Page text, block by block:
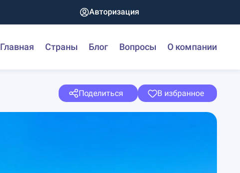
Авторизация
Главная Страны Блог Вопросы О компании
Поделиться В избранное